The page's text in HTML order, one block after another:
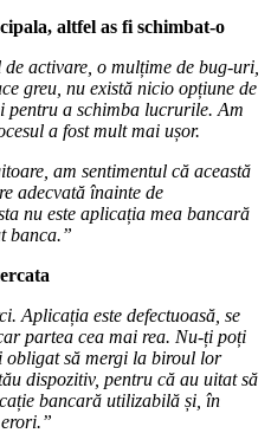
altfel as fi schimbat-o
activare, o mulțime de bug-uri,
greu, nu există nicio opțiune de
pentru a schimba lucrurile. Am
a fost mult mai ușor.
am sentimentul că această
adecvată înainte de
nu este aplicația mea bancară
banca.”
Aplicația este defectuoasă, se
partea cea mai rea. Nu-ți poți
obligat să mergi la biroul lor
dispozitiv, pentru că au uitat să
bancară utilizabilă și, în